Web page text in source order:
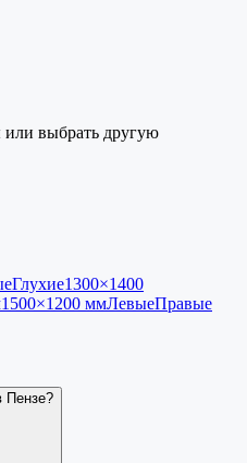
выбрать другую
Глухие1300×1400
1500×1200 ммЛевыеПравые
Пензе?